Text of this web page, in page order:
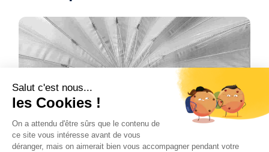
Salut c'est nous...
les Cookies !
On a attendu d'être sûrs que le contenu de
ce site vous intéresse avant de vous
déranger, mais on aimerait bien vous accompagner pendant votre